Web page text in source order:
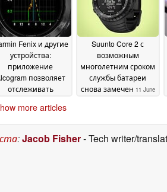
Fenix и другие
устройства:
приложение
позволяет
отслеживать
на запястье13
Suunto Core 2 с
возможным
многолетним сроком
службы батареи
снова замечен 11 June
more articles
:Jacob Fisher- Tech writer/